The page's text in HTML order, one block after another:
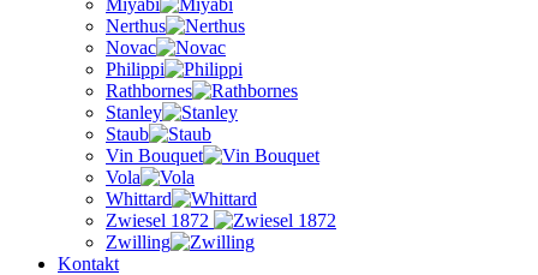
Miyabi
Nerthus
Novac
Philippi
Rathbornes
Stanley
Staub
Vin Bouquet
Vola
Whittard
Zwiesel 1872
Zwilling
Kontakt